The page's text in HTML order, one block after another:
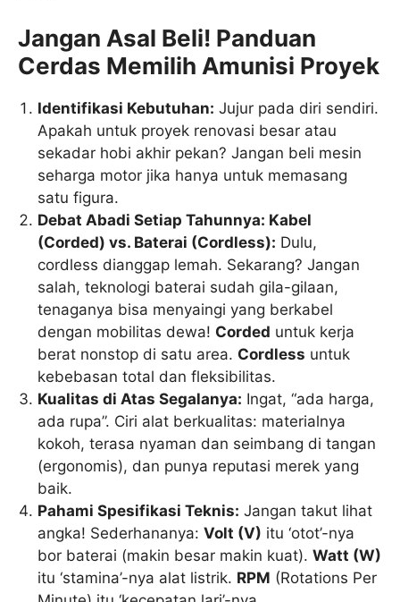
Jangan Asal Beli! Panduan
Cerdas Memilih Amunisi Proyek
Identifikasi Kebutuhan: Jujur pada diri sendiri.
Apakah untuk proyek renovasi besar atau
sekadar hobi akhir pekan? Jangan beli mesin
seharga motor jika hanya untuk memasang
satu figura.
Debat Abadi Setiap Tahunnya: Kabel
(Corded) vs. Baterai (Cordless): Dulu,
cordless dianggap lemah. Sekarang? Jangan
salah, teknologi baterai sudah gila-gilaan,
tenaganya bisa menyaingi yang berkabel
dengan mobilitas dewa! Corded untuk kerja
berat nonstop di satu area. Cordless untuk
kebebasan total dan fleksibilitas.
Kualitas di Atas Segalanya: Ingat, “ada harga,
ada rupa”. Ciri alat berkualitas: materialnya
kokoh, terasa nyaman dan seimbang di tangan
(ergonomis), dan punya reputasi merek yang
baik.
Pahami Spesifikasi Teknis: Jangan takut lihat
angka! Sederhananya:Volt (V) itu ‘otot’-nya
bor baterai (makin besar makin kuat).Watt (W)
itu ‘stamina’-nya alat listrik. RPM (Rotations Per